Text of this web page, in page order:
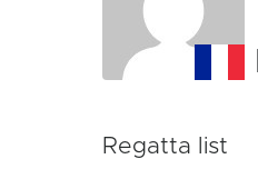
Regatta list